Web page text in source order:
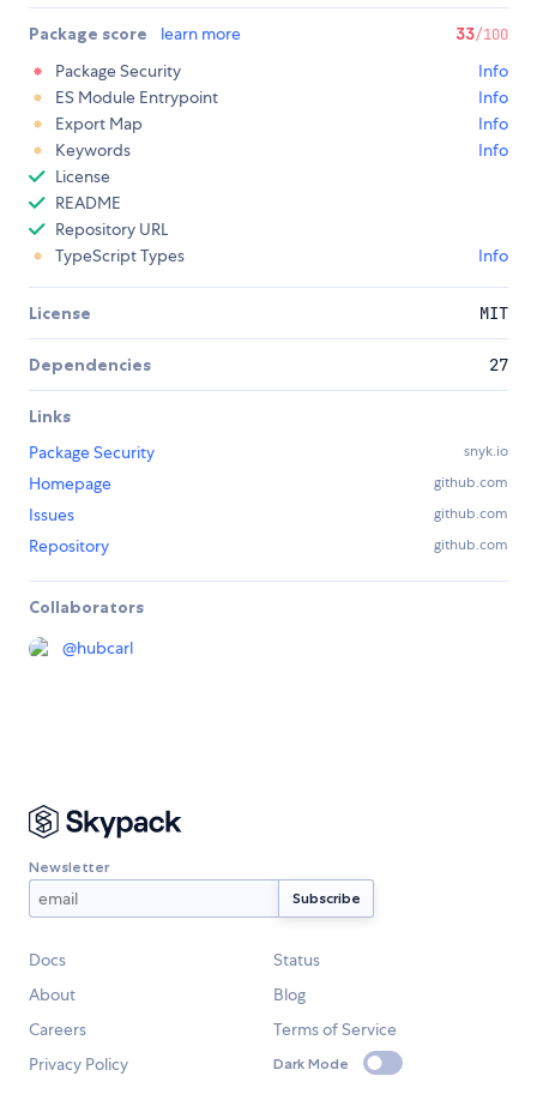
Package score learn more 33/100
Package Security
Info
ES Module Entrypoint
Info
Export Map
Info
Keywords
Info
License
README
Repository URL
TypeScript Types
Info
License MIT
Dependencies 27
Links
Package Security
snyk.io
Homepage github.com
Issues github.com
Repository github.com
Collaborators
@hubcarl
Newsletter
Docs
Status
About
Blog
Careers
Terms of Service
Privacy Policy
Dark Mode